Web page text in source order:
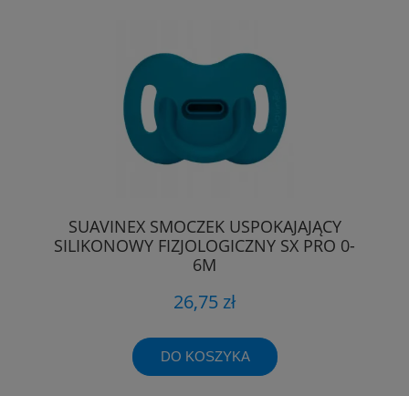
SUAVINEX SMOCZEK USPOKAJAJĄCY
SILIKONOWY FIZJOLOGICZNY SX PRO 0-
6M
26,75 zł
DO KOSZYKA